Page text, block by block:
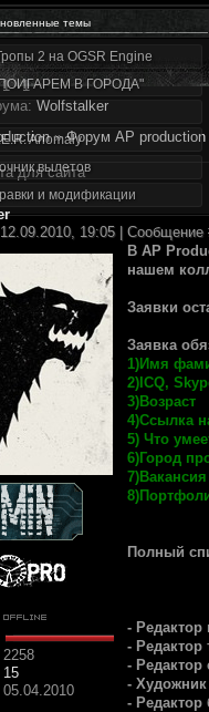
темы
2 на OGSR Engine
В ГОРОДА"
Anomaly
вылетов
и модификации
1
1
Wolfstalker
» Форум AP production
для сайта
19:05 | Сообщение
2258
15
05.04.2010
В AP
нашем
Заявки
Заявка
1)Имя
2)ICQ,
3)Возраст
4)Ссылка
5) Что
6)Город
7)Вакансия
Полный
- Редактор
- Редактор
- Редактор
- Художник
- Редактор